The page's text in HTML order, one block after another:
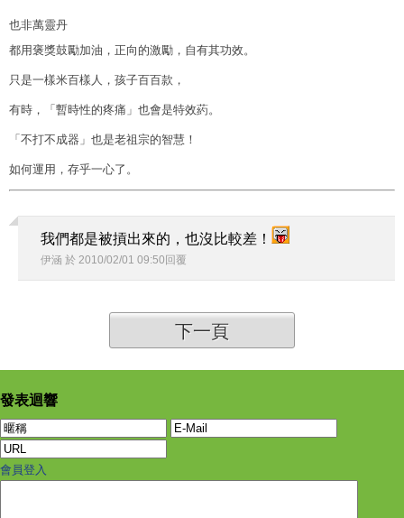
也非萬靈丹
都用褒獎鼓勵加油，正向的激勵，自有其功效。
只是一樣米百樣人，孩子百百款，
有時，「暫時性的疼痛」也會是特效葯。
「不打不成器」也是老祖宗的智慧！
如何運用，存乎一心了。
我們都是被摃出來的，也沒比較差！
伊涵 於 2010/02/01 09:50 回覆
下一頁
發表迴響
會員登入